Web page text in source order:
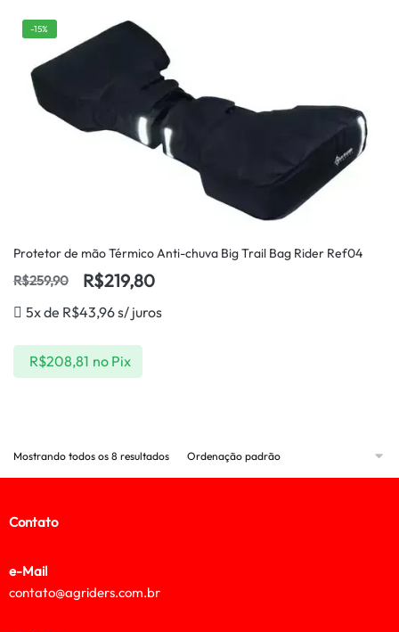
-15%
Protetor de mão Térmico Anti-chuva Big Trail Bag Rider Ref04
R$259,90 R$219,80
5x de R$43,96s/ juros
R$208,81 no Pix
Mostrando todos os 8 resultados
Contato
e-Mail
contato@agriders.com.br